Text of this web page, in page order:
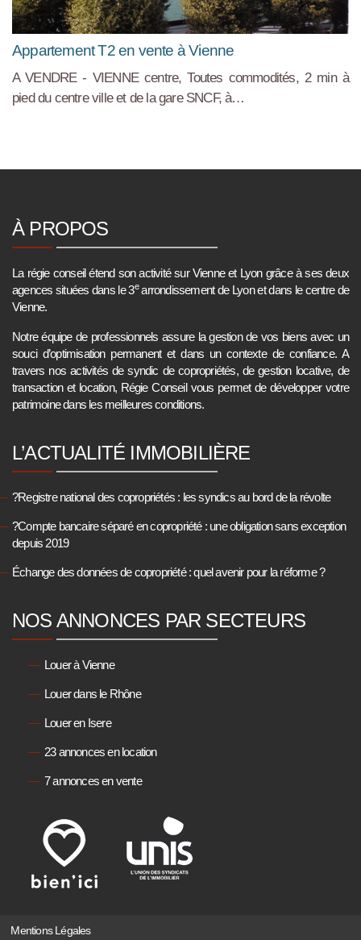
Appartement T2 en vente à Vienne
A VENDRE - VIENNE centre, Toutes commodités, 2 min à
pied du centre ville et de la gare SNCF, à…
À PROPOS
La régie conseil étend son activité sur Vienne et Lyon grâce à ses deux
agences situées dans le 3earrondissement de Lyon et dans le centre de
Vienne.
Notre équipe de professionnels assure la gestion de vos biens avec un
souci d’optimisation permanent et dans un contexte de confiance. A
travers nos activités de syndic de copropriétés, de gestion locative, de
transaction et location, Régie Conseil vous permet de développer votre
patrimoine dans les meilleures conditions.
L’ACTUALITÉ IMMOBILIÈRE
?Registre national des copropriétés : les syndics au bord de la révolte
?Compte bancaire séparé en copropriété : une obligation sans exception
depuis 2019
Échange des données de copropriété : quel avenir pour la réforme ?
NOS ANNONCES PAR SECTEURS
Louer à Vienne
Louer dans le Rhône
Louer en Isere
23 annonces en location
7 annonces en vente
Mentions Légales